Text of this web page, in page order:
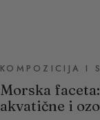
KOMPOZICIJA I
Morska
akvatične i